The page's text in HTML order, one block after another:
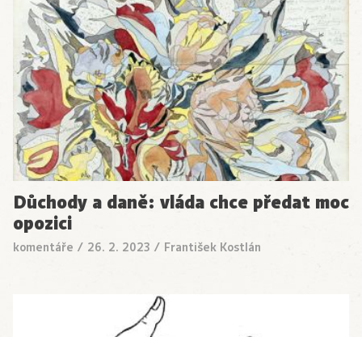
Důchody a daně: vláda chce předat moc
opozici
komentáře / 26. 2. 2023 / František Kostlán